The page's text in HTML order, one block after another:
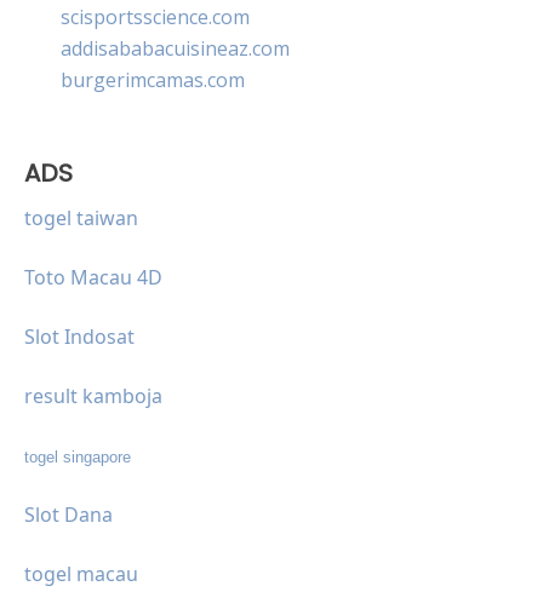
scisportsscience.com
addisababacuisineaz.com
burgerimcamas.com
ADS
togel taiwan
Toto Macau 4D
Slot Indosat
result kamboja
togel singapore
Slot Dana
togel macau